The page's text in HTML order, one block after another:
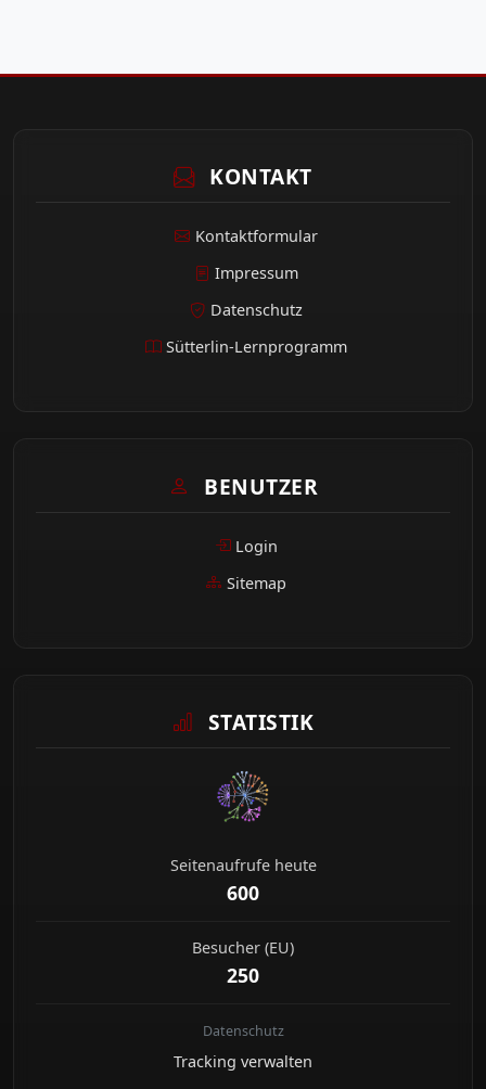
KONTAKT
Kontaktformular
Impressum
Datenschutz
Sütterlin-Lernprogramm
BENUTZER
Login
Sitemap
STATISTIK
Seitenaufrufe heute
600
Besucher (EU)
250
Datenschutz
Tracking verwalten